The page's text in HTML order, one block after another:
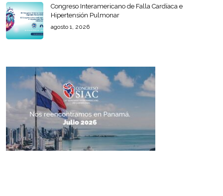
Congreso Interamericano de Falla Cardíaca e
Hipertensión Pulmonar
agosto 1, 2026